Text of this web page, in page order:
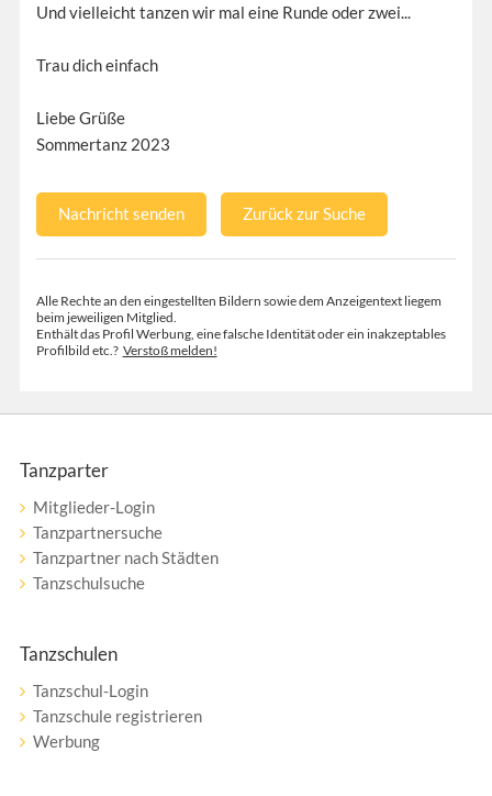
Und vielleicht tanzen wir mal eine Runde oder zwei...
Trau dich einfach
Liebe Grüße
Sommertanz 2023
Nachricht senden Zurück zur Suche
Alle Rechte an den eingestellten Bildern sowie dem Anzeigentext liegem
beim jeweiligen Mitglied.
Enthält das Profil Werbung, eine falsche Identität oder ein inakzeptables
Profilbild etc.? Verstoß melden!
Tanzparter
Mitglieder-Login
Tanzpartnersuche
Tanzpartner nach Städten
Tanzschulsuche
Tanzschulen
Tanzschul-Login
Tanzschule registrieren
Werbung